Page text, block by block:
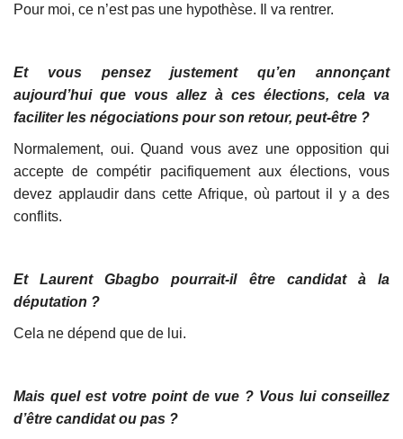
Pour moi, ce n’est pas une hypothèse. Il va rentrer.
Et vous pensez justement qu’en annonçant
aujourd’hui que vous allez à ces élections, cela va
faciliter les négociations pour son retour, peut-être ?
Normalement, oui. Quand vous avez une opposition qui
accepte de compétir pacifiquement aux élections, vous
devez applaudir dans cette Afrique, où partout il y a des
conflits.
Et Laurent Gbagbo pourrait-il être candidat à la
députation ?
Cela ne dépend que de lui.
Mais quel est votre point de vue ? Vous lui conseillez
d’être candidat ou pas ?